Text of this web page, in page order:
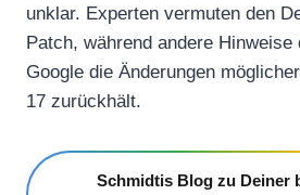
unklar. Experten vermuten den
Patch, während andere Hinweise
Google die Änderungen
17 zurückhält.
Schmidtis Blog zu Deiner